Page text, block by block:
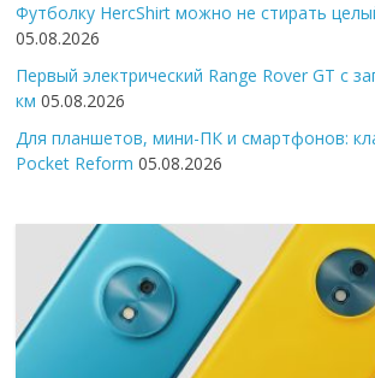
Футболку HercShirt можно не стирать
05.08.2026
Первый электрический Range Rover GT с
км 05.08.2026
Для планшетов, мини-ПК и смартфонов:
Pocket Reform 05.08.2026